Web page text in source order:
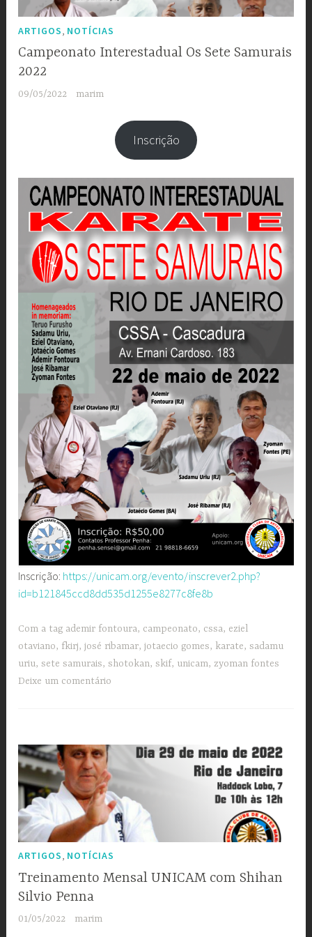
ARTIGOS NOTÍCIAS
Campeonato Interestadual Os Sete Samurais
2022
09/05/2022 marim
Inscrição
Inscrição: https://unicam.org/evento/inscrever2.php?
id=b121845ccd8dd535d1255e8277c8fe8b
Com a tag ademir fontoura, campeonato, cssa, eziel
otaviano, fkirj,josé ribamar,jotaecio gomes, karate,sadamu
uriu,sete samurais,shotokan,skif, unicam, zyoman fontes
Deixe um comentário
ARTIGOS, NOTÍCIAS
Treinamento Mensal UNICAM com Shihan
Silvio Penna
01/05/2022 marim